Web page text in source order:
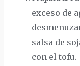
exceso de
salsa de
con el tofu.